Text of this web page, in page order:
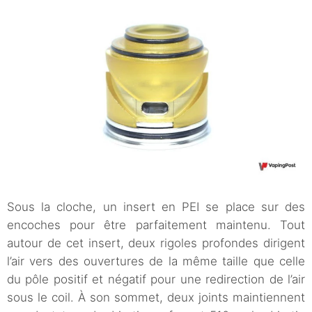
Sous la cloche, un insert en PEI se place sur des
encoches pour être parfaitement maintenu. Tout
autour de cet insert, deux rigoles profondes dirigent
l’air vers des ouvertures de la même taille que celle
du pôle positif et négatif pour une redirection de l’air
sous le coil. À son sommet, deux joints maintiennent